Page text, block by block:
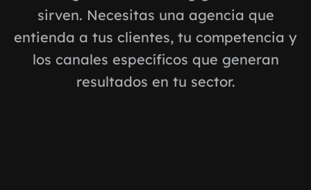
sirven. Necesitas una agencia que
entienda a tus clientes, tu competencia y
los canales específicos que generan
resultados en tu sector.